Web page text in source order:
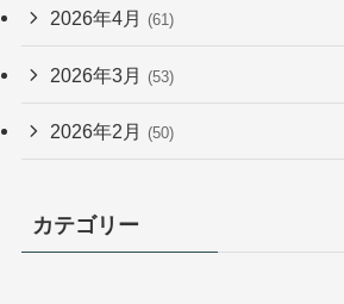
2026年4月 (61)
2026年3月 (53)
2026年2月 (50)
カテゴリー